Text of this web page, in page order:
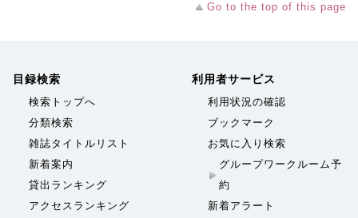
Go to the top of this page
目録検索
検索トップへ
分類検索
雑誌タイトルリスト
新着案内
貸出ランキング
アクセスランキング
利用者サービス
利用状況の確認
ブックマーク
お気に入り検索
グループワークルーム予
約
新着アラート